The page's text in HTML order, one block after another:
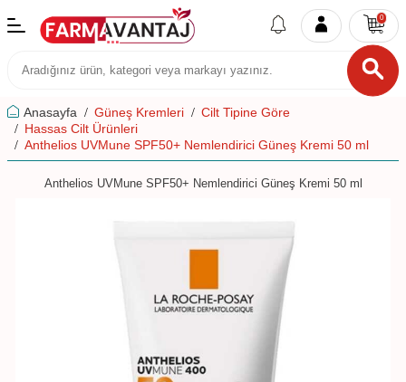
0
Anasayfa Güneş Kremleri
Cilt Tipine Göre
Hassas Cilt Ürünleri
Anthelios UVMune SPF50+ Nemlendirici Güneş Kremi 50 ml
Anthelios UVMune SPF50+ Nemlendirici Güneş Kremi 50 ml